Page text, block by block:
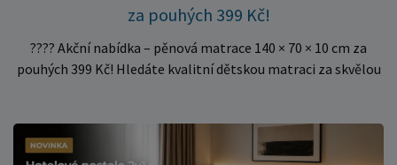
za pouhých 399 Kč!
???? Akční nabídka – pěnová matrace 140 × 70 × 10 cm za
pouhých 399 Kč! Hledáte kvalitní dětskou matraci za skvělou
✅ Pohodlné pěnové jádro pro komfortní spánek dítěte ✅
Skvělá volba do dětských postýlek ✅ Výjimečně výhodná cena